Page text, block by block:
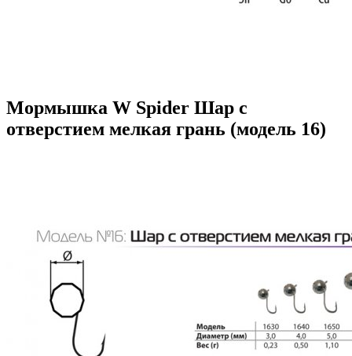
Мормышка W Spider Шар с
отверстием мелкая грань (модель 16)